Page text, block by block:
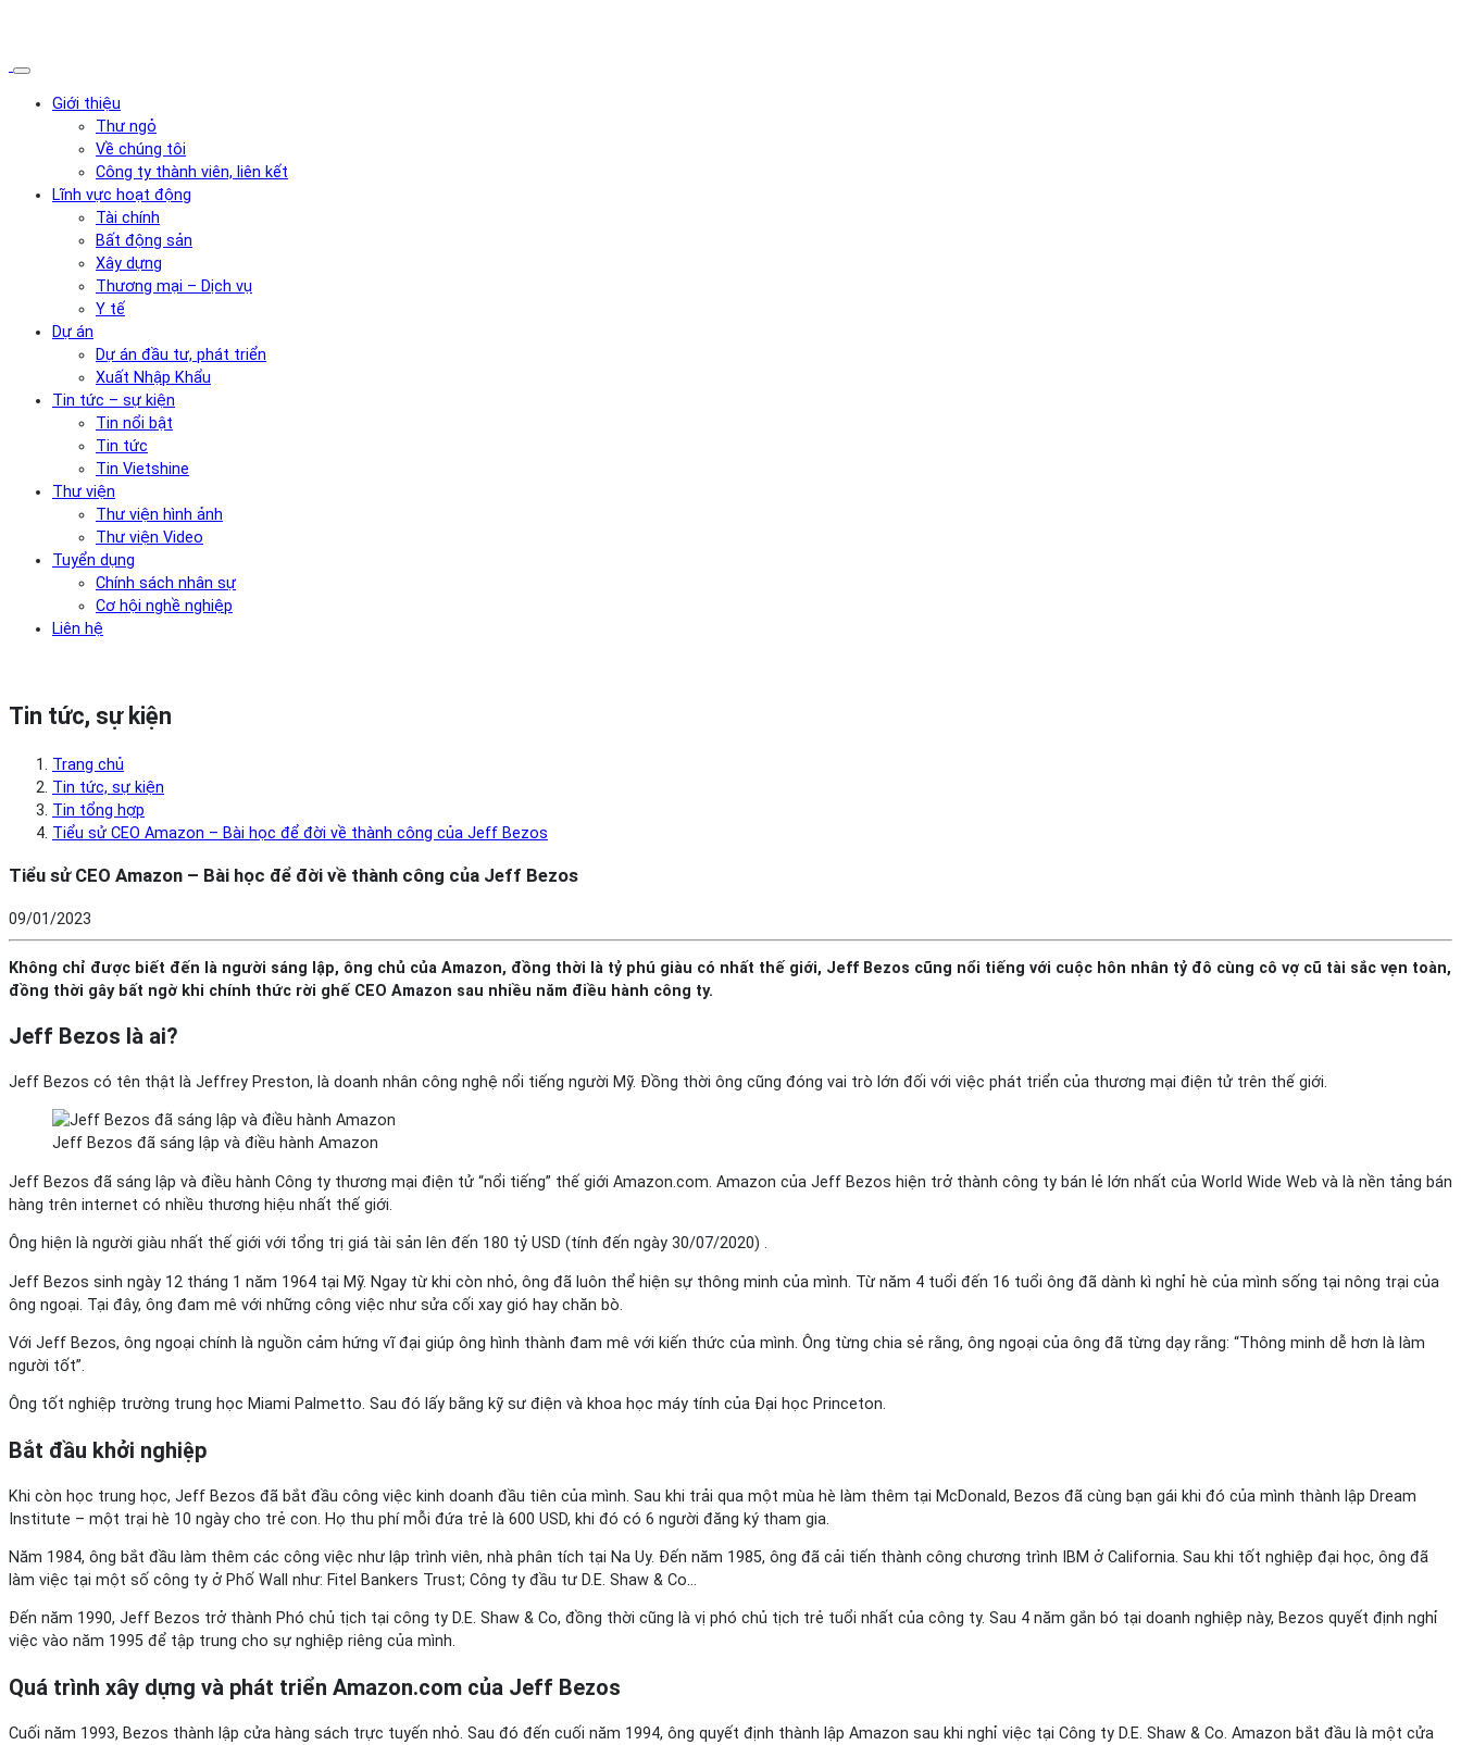
Giới thiệu
Thư ngỏ
Về chúng tôi
Công ty thành viên, liên kết
Lĩnh vực hoạt động
Tài chính
Bất động sản
Xây dựng
Thương mại – Dịch vụ
Y tế
Dự án
Dự án đầu tư, phát triển
Xuất Nhập Khẩu
Tin tức – sự kiện
Tin nổi bật
Tin tức
Tin Vietshine
Thư viện
Thư viện hình ảnh
Thư viện Video
Tuyển dụng
Chính sách nhân sự
Cơ hội nghề nghiệp
Liên hệ
Tin tức, sự kiện
Trang chủ
Tin tức, sự kiện
Tin tổng hợp
Tiểu sử CEO Amazon – Bài học để đời về thành công của Jeff Bezos
Tiểu sử CEO Amazon – Bài học để đời về thành công của Jeff Bezos
09/01/2023
Không chỉ được biết đến là người sáng lập, ông chủ của Amazon, đồng thời là tỷ phú giàu có nhất thế giới, Jeff Bezos cũng nổi tiếng với cuộc hôn nhân tỷ đô cùng cô vợ cũ tài sắc vẹn toàn,
đồng thời gây bất ngờ khi chính thức rời ghế CEO Amazon sau nhiều năm điều hành công ty.
Jeff Bezos là ai?
Jeff Bezos có tên thật là Jeffrey Preston, là doanh nhân công nghệ nổi tiếng người Mỹ. Đồng thời ông cũng đóng vai trò lớn đối với việc phát triển của thương mại điện tử trên thế giới.
Jeff Bezos đã sáng lập và điều hành Amazon
Jeff Bezos đã sáng lập và điều hành Công ty thương mại điện tử “nổi tiếng” thế giới Amazon.com. Amazon của Jeff Bezos hiện trở thành công ty bán lẻ lớn nhất của World Wide Web và là nền tảng bán
hàng trên internet có nhiều thương hiệu nhất thế giới.
Ông hiện là người giàu nhất thế giới với tổng trị giá tài sản lên đến 180 tỷ USD (tính đến ngày 30/07/2020) .
Jeff Bezos sinh ngày 12 tháng 1 năm 1964 tại Mỹ. Ngay từ khi còn nhỏ, ông đã luôn thể hiện sự thông minh của mình. Từ năm 4 tuổi đến 16 tuổi ông đã dành kì nghỉ hè của mình sống tại nông trại của
ông ngoại. Tại đây, ông đam mê với những công việc như sửa cối xay gió hay chăn bò.
Với Jeff Bezos, ông ngoại chính là nguồn cảm hứng vĩ đại giúp ông hình thành đam mê với kiến thức của mình. Ông từng chia sẻ rằng, ông ngoại của ông đã từng dạy rằng: “Thông minh dễ hơn là làm
người tốt”.
Ông tốt nghiệp trường trung học Miami Palmetto. Sau đó lấy bằng kỹ sư điện và khoa học máy tính của Đại học Princeton.
Bắt đầu khởi nghiệp
Khi còn học trung học, Jeff Bezos đã bắt đầu công việc kinh doanh đầu tiên của mình. Sau khi trải qua một mùa hè làm thêm tại McDonald, Bezos đã cùng bạn gái khi đó của mình thành lập Dream
Institute – một trại hè 10 ngày cho trẻ con. Họ thu phí mỗi đứa trẻ là 600 USD, khi đó có 6 người đăng ký tham gia.
Năm 1984, ông bắt đầu làm thêm các công việc như lập trình viên, nhà phân tích tại Na Uy. Đến năm 1985, ông đã cải tiến thành công chương trình IBM ở California. Sau khi tốt nghiệp đại học, ông đã
làm việc tại một số công ty ở Phố Wall như: Fitel Bankers Trust; Công ty đầu tư D.E. Shaw & Co…
Đến năm 1990, Jeff Bezos trở thành Phó chủ tịch tại công ty D.E. Shaw & Co, đồng thời cũng là vị phó chủ tịch trẻ tuổi nhất của công ty. Sau 4 năm gắn bó tại doanh nghiệp này, Bezos quyết định nghỉ
việc vào năm 1995 để tập trung cho sự nghiệp riêng của mình.
Quá trình xây dựng và phát triển Amazon.com của Jeff Bezos
Cuối năm 1993, Bezos thành lập cửa hàng sách trực tuyến nhỏ. Sau đó đến cuối năm 1994, ông quyết định thành lập Amazon sau khi nghỉ việc tại Công ty D.E. Shaw & Co. Amazon bắt đầu là một cửa